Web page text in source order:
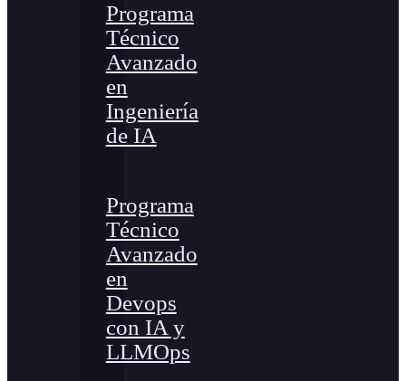
Programa
Técnico
Avanzado
en
Ingeniería
de IA
Programa
Técnico
Avanzado
en
Devops
con IA y
LLMOps